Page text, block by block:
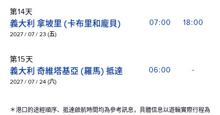
第14天
義大利 拿坡里 (卡布里和龐貝)
2027 / 07 / 23 (五)
07:00 18:00
第15天
義大利 奇維塔基亞 (羅馬) 抵達
2027 / 07 / 24 (六)
06:00 -
＊港口的途經順序、抵達啟航時間均為參考訊息，具體信息以遊輪實際行程為